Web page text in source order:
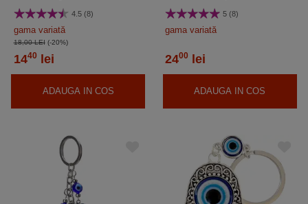
metal argintiu 9.5 cm
4.5 (8)
gama variată
18,00 LEI(-20%)
1440 lei
ADAUGA IN COS
5 (8)
gama variată
2400 lei
ADAUGA IN COS